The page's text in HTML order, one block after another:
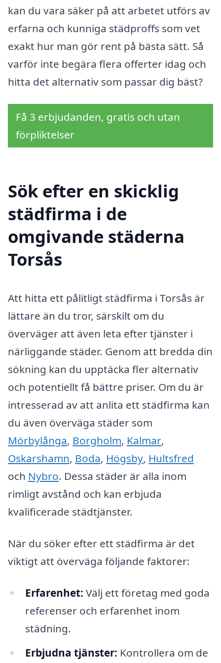
kan du vara säker på att arbetet utförs av
erfarna och kunniga städproffs som vet
exakt hur man gör rent på bästa sätt. Så
varför inte begära flera offerter idag och
hitta det alternativ som passar dig bäst?
Få 3 erbjudanden, gratis och utan
förpliktelser
Sök efter en skicklig
städfirma i de
omgivande städerna
Torsås
Att hitta ett pålitligt städfirma i Torsås är
lättare än du tror, särskilt om du
överväger att även leta efter tjänster i
närliggande städer. Genom att bredda din
sökning kan du upptäcka fler alternativ
och potentiellt få bättre priser. Om du är
intresserad av att anlita ett städfirma kan
du även överväga städer som
Mörbylånga, Borgholm, Kalmar,
Oskarshamn, Boda, Högsby, Hultsfred
och Nybro. Dessa städer är alla inom
rimligt avstånd och kan erbjuda
kvalificerade städtjänster.
När du söker efter ett städfirma är det
viktigt att överväga följande faktorer:
Erfarenhet: Välj ett företag med goda
referenser och erfarenhet inom
städning.
Erbjudna tjänster: Kontrollera om de